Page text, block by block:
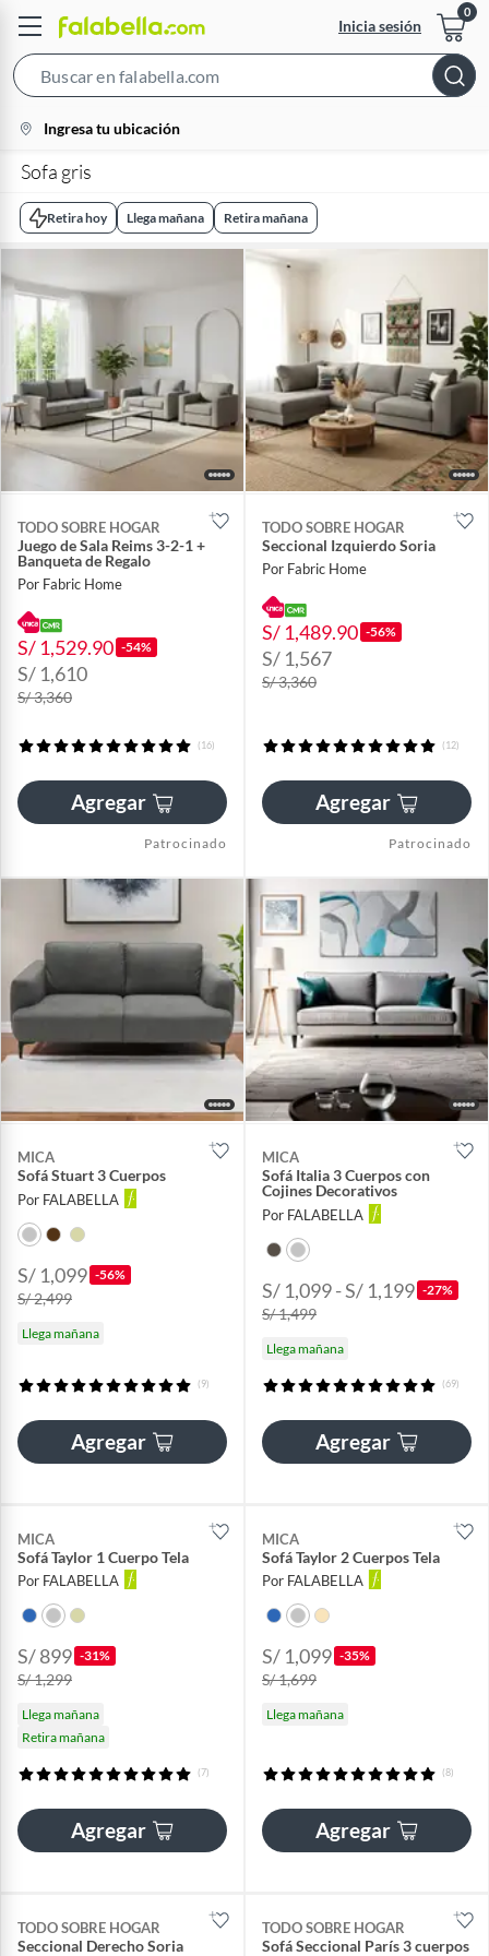
Inicia sesión
Bar
location-
icon
Ingresa tu ubicación
Sofa gris
Retira hoy Llega mañana Retira mañana
TODO SOBRE HOGAR
Juego de Sala Reims 3-2-1 +
Banqueta de Regalo
Por Fabric Home
S/ 1,529.90 -54%
S/ 1,610
S/ 3,360
(16)
Agregar
Patrocinado
TODO SOBRE HOGAR
Seccional Izquierdo Soria
Por Fabric Home
S/ 1,489.90 -56%
S/ 1,567
S/ 3,360
(12)
Agregar
Patrocinado
MICA
Sofá Stuart 3 Cuerpos
Por FALABELLA
S/ 1,099 -56%
S/ 2,499
Llega mañana
(9)
Agregar
MICA
Sofá Italia 3 Cuerpos con
Cojines Decorativos
Por FALABELLA
S/ 1,099 - S/ 1,199 -27%
S/ 1,499
Llega mañana
(69)
Agregar
MICA
Sofá Taylor 1 Cuerpo Tela
Por FALABELLA
S/ 899 -31%
S/ 1,299
Llega mañana
Retira mañana
(7)
Agregar
MICA
Sofá Taylor 2 Cuerpos Tela
Por FALABELLA
S/ 1,099 -35%
S/ 1,699
Llega mañana
(8)
Agregar
TODO SOBRE HOGAR
Seccional Derecho Soria
TODO SOBRE HOGAR
Sofá Seccional París 3 cuerpos